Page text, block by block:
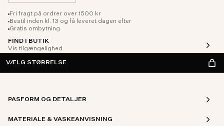
Fri fragt på ordrer over 1500 kr
Bestil inden kl. 13 og få leveret dagen efter
Gratis ombytning
FIND I BUTIK
Vis tilgængelighed
VÆLG STØRRELSE
PASFORM OG DETALJER
MATERIALE & VASKEANVISNING